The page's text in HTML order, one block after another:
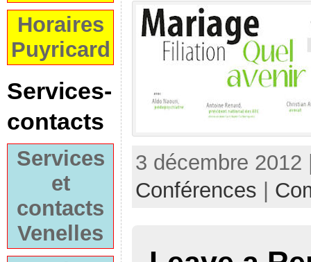
Horaires
Puyricard
Services-
contacts
Services
et
contacts
Venelles
3 décembre 2012
Conférences